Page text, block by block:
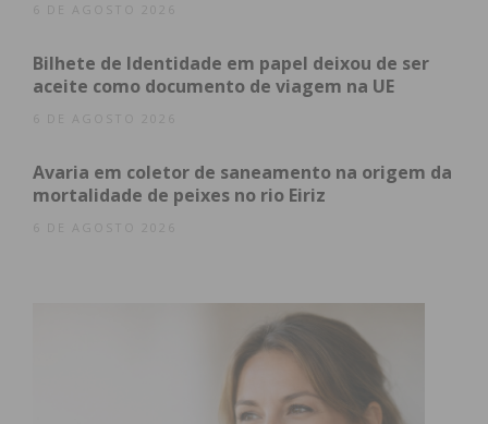
317 doses de canábis
Três balanças de precisão;
Material diverso destinado ao
acondicionamento e embalamento de droga.
de droga, a GNR apurou que sobre um dos homens
mandado de detenção e condução a
estabelecimento prisional
. O suspeito foi
imediatamente detido para cumprimento da pena.
6 DE AGOSTO 2026
Bilhete de Identidade em papel deixou de ser
aceite como documento de viagem na UE
6 DE AGOSTO 2026
Avaria em coletor de saneamento na origem da
mortalidade de peixes no rio Eiriz
6 DE AGOSTO 2026